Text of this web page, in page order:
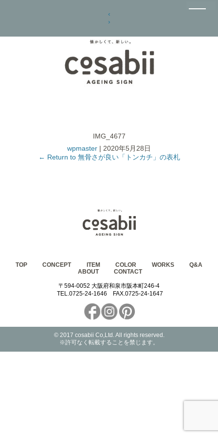
IMG_4677
wpmaster | 2020年5月28日
← Return to 無骨さが良い「トンカチ」の表札
‹
›
TOP CONCEPT ITEM COLOR WORKS
Q&A
ABOUT
CONTACT
〒594-0052 大阪府和泉市阪本町246-4
TEL.0725-24-1646
FAX.0725-24-1647
© 2017 cosabii Co,Ltd. All rights reserved.
※許可なく転載することを禁じます。